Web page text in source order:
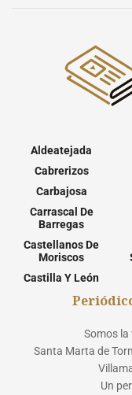
Aldeatejada
Cabrerizos
Carbajosa
Carrascal De
Barregas
Castellanos De
Moriscos
Castilla Y León
Somos la
Santa Marta de
Un